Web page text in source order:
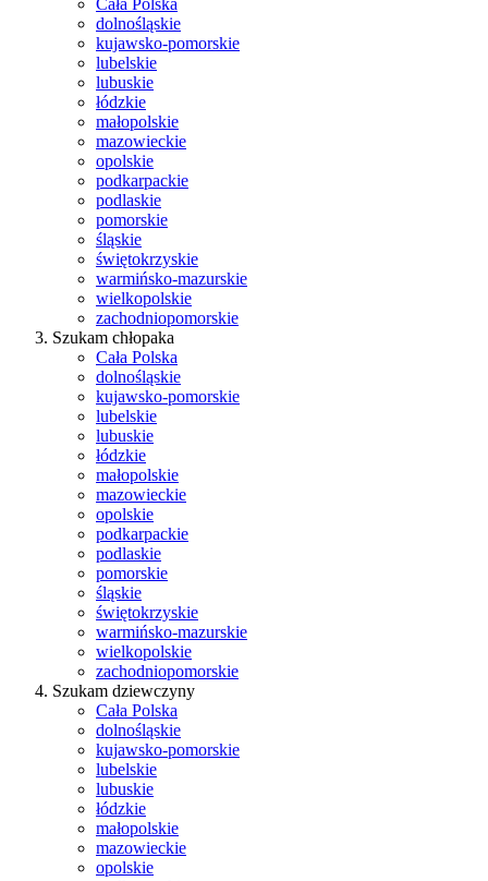
Cała Polska
dolnośląskie
kujawsko-pomorskie
lubelskie
lubuskie
łódzkie
małopolskie
mazowieckie
opolskie
podkarpackie
podlaskie
pomorskie
śląskie
świętokrzyskie
warmińsko-mazurskie
wielkopolskie
zachodniopomorskie
Szukam chłopaka
Cała Polska
dolnośląskie
kujawsko-pomorskie
lubelskie
lubuskie
łódzkie
małopolskie
mazowieckie
opolskie
podkarpackie
podlaskie
pomorskie
śląskie
świętokrzyskie
warmińsko-mazurskie
wielkopolskie
zachodniopomorskie
Szukam dziewczyny
Cała Polska
dolnośląskie
kujawsko-pomorskie
lubelskie
lubuskie
łódzkie
małopolskie
mazowieckie
opolskie